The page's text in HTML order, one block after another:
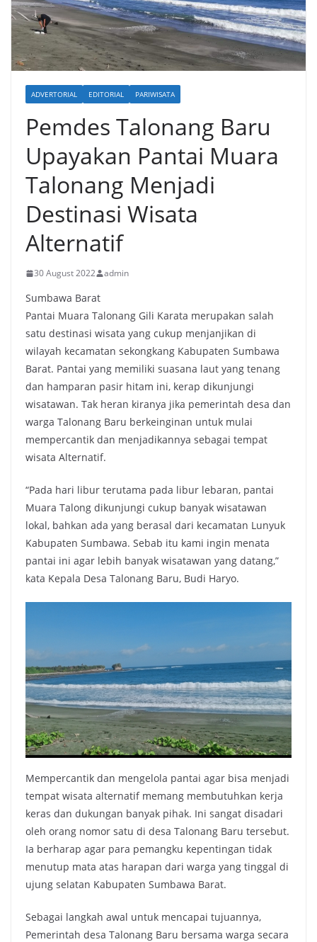
ADVERTORIAL EDITORIAL PARIWISATA
Pemdes Talonang Baru
Upayakan Pantai Muara
Talonang Menjadi
Destinasi Wisata
Alternatif
30 August 2022 admin
Sumbawa Barat
Pantai Muara Talonang Gili Karata merupakan salah
satu destinasi wisata yang cukup menjanjikan di
wilayah kecamatan sekongkang Kabupaten Sumbawa
Barat. Pantai yang memiliki suasana laut yang tenang
dan hamparan pasir hitam ini, kerap dikunjungi
wisatawan. Tak heran kiranya jika pemerintah desa dan
warga Talonang Baru berkeinginan untuk mulai
mempercantik dan menjadikannya sebagai tempat
wisata Alternatif.
“Pada hari libur terutama pada libur lebaran, pantai
Muara Talong dikunjungi cukup banyak wisatawan
lokal, bahkan ada yang berasal dari kecamatan Lunyuk
Kabupaten Sumbawa. Sebab itu kami ingin menata
pantai ini agar lebih banyak wisatawan yang datang,”
kata Kepala Desa Talonang Baru, Budi Haryo.
Mempercantik dan mengelola pantai agar bisa menjadi
tempat wisata alternatif memang membutuhkan kerja
keras dan dukungan banyak pihak. Ini sangat disadari
oleh orang nomor satu di desa Talonang Baru tersebut.
Ia berharap agar para pemangku kepentingan tidak
menutup mata atas harapan dari warga yang tinggal di
ujung selatan Kabupaten Sumbawa Barat.
Sebagai langkah awal untuk mencapai tujuannya,
Pemerintah desa Talonang Baru bersama warga secara